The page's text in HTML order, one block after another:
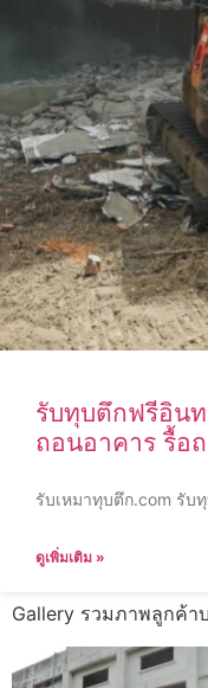
รับทุบตึกฟรีอินท
ถอนอาคาร รื้อ
รับเหมาทุบตึก.com รับ
ดูเพิ่มเติม »
Gallery รวมภาพลูกค้า